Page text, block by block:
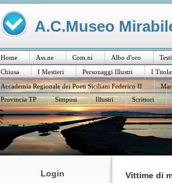
A.C.Museo
Home Ass.ne Com.ni Albo d'oro
Chiusa
I Mestieri Personaggi Illustri I
Accademia Regionale dei Poeti Siciliani Federico II
Provincia TP
Simposi Illustri Scrittori
Login Vittime di